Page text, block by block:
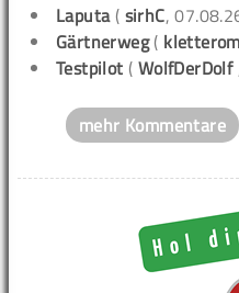
Laputa( sirhC,
Gärtnerweg(
Testpilot ( WolfDerDolf
mehr Kommentare